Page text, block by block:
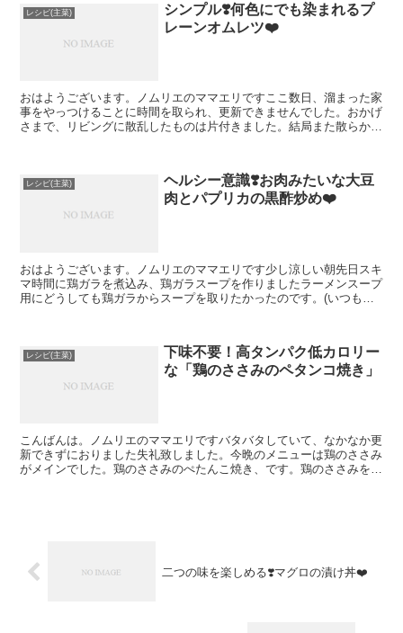
レシピ(主菜)
シンプル❣️何色にでも染まれるプ
レーンオムレツ❤️
おはようございます。ノムリエのママエリですここ数日、溜まった家
事をやっつけることに時間を取られ、更新できませんでした。おかげ
さまで、リビングに散乱したものは片付きました。結局また散らかる
レシピ(主菜)
ヘルシー意識❣️お肉みたいな大豆
肉とパプリカの黒酢炒め❤️
おはようございます。ノムリエのママエリです少し涼しい朝先日スキ
マ時間に鶏ガラを煮込み、鶏ガラスープを作りましたラーメンスープ
用にどうしても鶏ガラからスープを取りたかったのです。(いつもは
レシピ(主菜)
下味不要！高タンパク低カロリー
な「鶏のささみのペタンコ焼き」
こんばんは。ノムリエのママエリですバタバタしていて、なかなか更
新できずにおりました失礼致しました。今晩のメニューは鶏のささみ
がメインでした。鶏のささみのぺたんこ焼き、です。鶏のささみを麺
二つの味を楽しめる❣️マグロの漬け丼❤️